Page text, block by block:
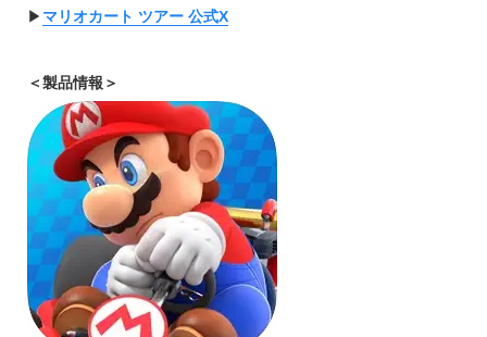
▶︎ マリオカート ツアー 公式X
＜製品情報＞